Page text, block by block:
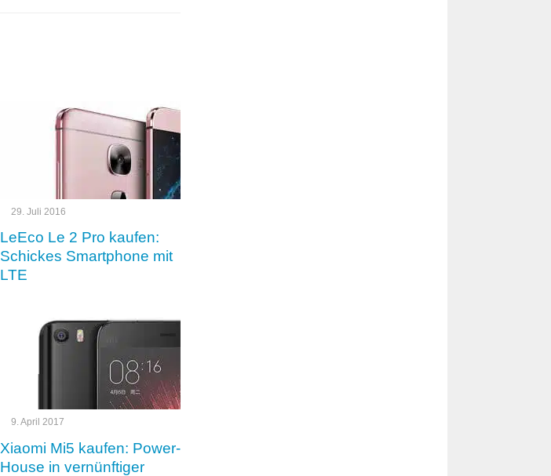
29. Juli 2016
LeEco Le 2 Pro kaufen:
Schickes Smartphone mit
LTE
9. April 2017
Xiaomi Mi5 kaufen: Power-
House in vernünftiger